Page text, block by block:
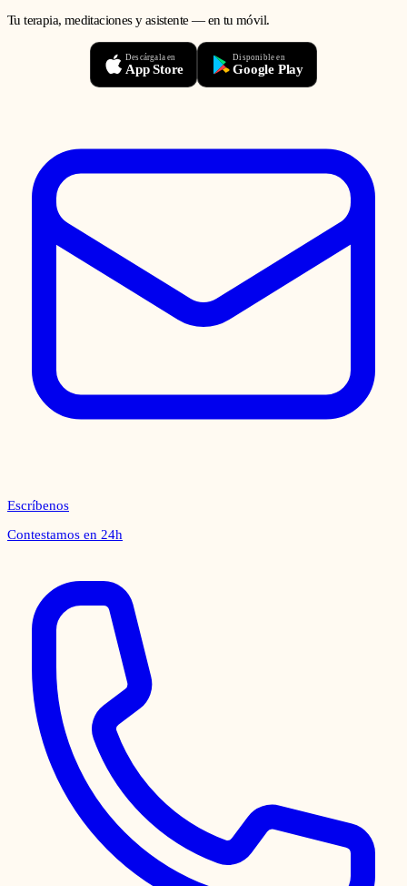
Tu terapia, meditaciones y asistente — en tu móvil.
Descárgala en
App Store
Disponible en
Google Play
Escríbenos
Contestamos en 24h